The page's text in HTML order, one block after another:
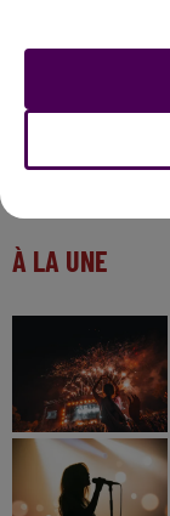
À LA UNE